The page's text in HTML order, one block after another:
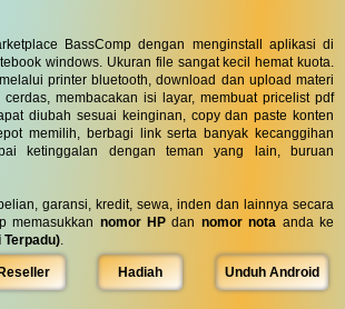
BassComp dengan menginstall aplikasi di
windows. Ukuran file sangat kecil hemat kuota.
printer bluetooth, download dan upload materi
membacakan isi layar, membuat pricelist pdf
diubah sesuai keinginan, copy dan paste konten
memilih, berbagi link serta banyak kecanggihan
ketinggalan dengan teman yang lain, buruan
garansi, kredit, sewa, inden dan lainnya secara
memasukkan nomor HP dan nomor nota anda ke
Hadiah Unduh Android